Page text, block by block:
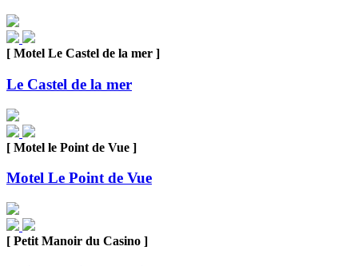
[ Motel Le Castel de la mer ]
Le Castel de la mer
[ Motel le Point de Vue ]
Motel Le Point de Vue
[ Petit Manoir du Casino ]